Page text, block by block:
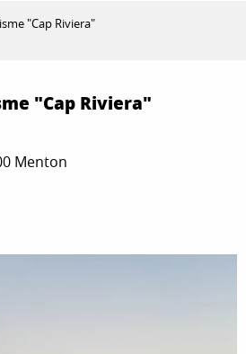
"Cap Riviera"
"Cap Riviera"
Menton
favoris